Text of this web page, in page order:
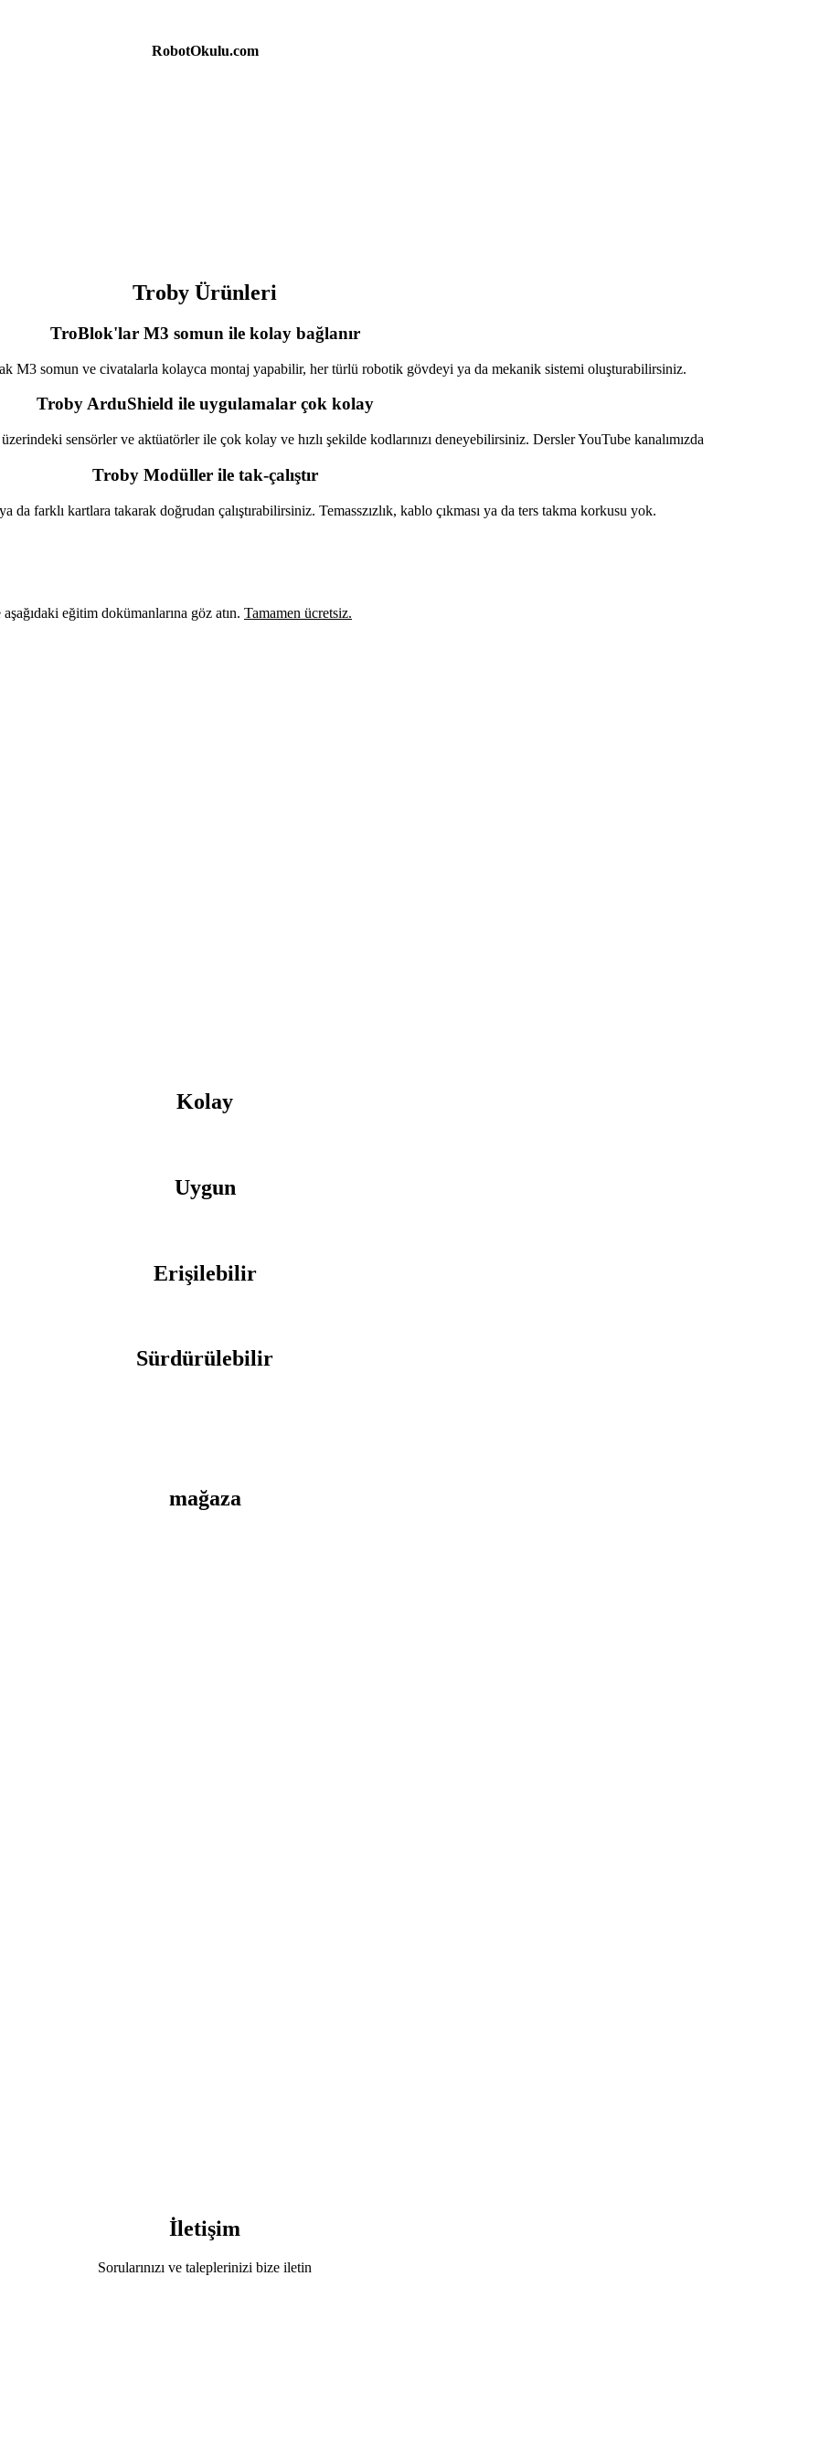
RobotOkulu.com
Troby Ürünleri
TroBlok'lar M3 somun ile kolay bağlanır
M3 somun ve civatalarla kolayca montaj yapabilir, her türlü robotik gövdeyi ya da mekanik sistemi oluşturabilirsiniz.
Troby ArduShield ile uygulamalar çok kolay
sensörler ve aktüatörler ile çok kolay ve hızlı şekilde kodlarınızı deneyebilirsiniz. Dersler YouTube kanalımızda
Troby Modüller ile tak-çalıştır
farklı kartlara takarak doğrudan çalıştırabilirsiniz. Temasszızlık, kablo çıkması ya da ters takma korkusu yok.
eğitim dokümanlarına göz atın. Tamamen ücretsiz.
Kolay
Uygun
Erişilebilir
Sürdürülebilir
mağaza
İletişim
Sorularınızı ve taleplerinizi bize iletin